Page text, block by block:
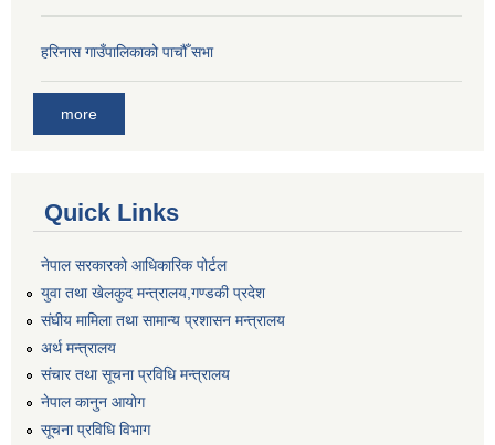
हरिनास गाउँपालिकाको पाचौँ सभा
more
Quick Links
नेपाल सरकारको आधिकारिक पोर्टल
युवा तथा खेलकुद मन्त्रालय,गण्डकी प्रदेश
संघीय मामिला तथा सामान्य प्रशासन मन्त्रालय
अर्थ मन्त्रालय
संचार तथा सूचना प्रविधि मन्त्रालय
नेपाल कानुन आयोग
सूचना प्रविधि विभाग